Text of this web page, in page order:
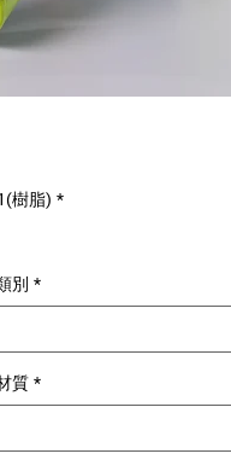
樹脂) *
別 *
質 *